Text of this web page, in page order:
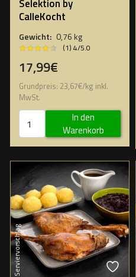
Selektion by
CalleKocht
Gewicht: 0,76 kg
★★★★★
★★★★★ (1) 4/5.0
17,99€
Grundpreis: 23,67€/kg inkl.
MwSt.
In den
Warenkorb
Serviervorschlag